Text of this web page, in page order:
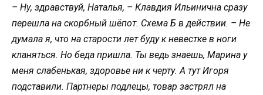
– Ну, здравствуй, Наталья, – Клавдия Ильинична сразу
перешла на скорбный шёпот. Схема Б в действии. – Не
думала я, что на старости лет буду к невестке в ноги
кланяться. Но беда пришла. Ты ведь знаешь, Марина у
меня слабенькая, здоровье ни к черту. А тут Игоря
подставили. Партнеры подлецы, товар застрял на